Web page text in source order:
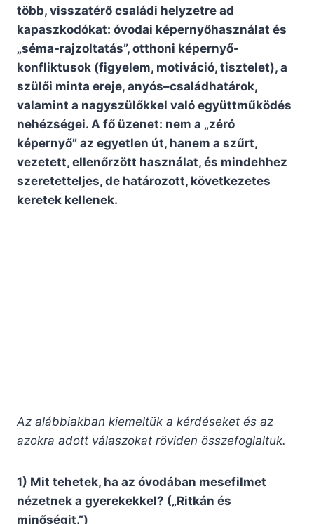
több, visszatérő családi helyzetre ad
kapaszkodókat: óvodai képernyőhasználat és
„séma-rajzoltatás”, otthoni képernyő-
konfliktusok (figyelem, motiváció, tisztelet), a
szülői minta ereje, anyós–családhatárok,
valamint a nagyszülőkkel való együttműködés
nehézségei. A fő üzenet: nem a „zéró
képernyő” az egyetlen út, hanem a szűrt,
vezetett, ellenőrzött használat, és mindehhez
szeretetteljes, de határozott, következetes
keretek kellenek.
Az alábbiakban kiemeltük a kérdéseket és az
azokra adott válaszokat röviden összefoglaltuk.
1) Mit tehetek, ha az óvodában mesefilmet
nézetnek a gyerekekkel? („Ritkán és
minőségit.”)